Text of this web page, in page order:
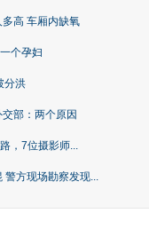
高 车厢内缺氧
个孕妇
分洪
部：两个原因
，7位摄影师...
警方现场勘察发现...